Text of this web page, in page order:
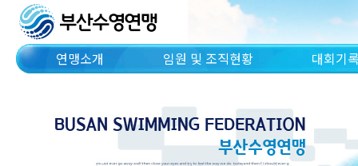
연맹소개 임원 및 조직현황 대회기